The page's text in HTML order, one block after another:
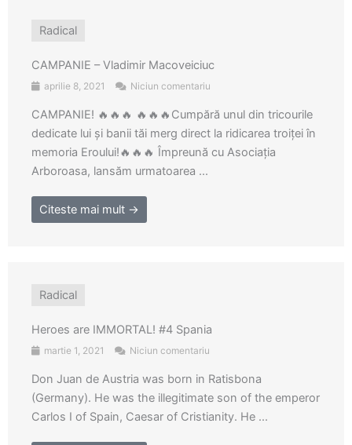
Radical
CAMPANIE – Vladimir Macoveiciuc
aprilie 8, 2021 Niciun comentariu
CAMPANIE! 🔥🔥🔥 🔥🔥🔥Cumpără unul din tricourile
dedicate lui și banii tăi merg direct la ridicarea troiței în
memoria Eroului!🔥🔥🔥 Împreună cu Asociația
Arboroasa, lansăm urmatoarea ...
Citeste mai mult →
Radical
Heroes are IMMORTAL! #4 Spania
martie 1, 2021 Niciun comentariu
Don Juan de Austria was born in Ratisbona
(Germany). He was the illegitimate son of the emperor
Carlos I of Spain, Caesar of Cristianity. He ...